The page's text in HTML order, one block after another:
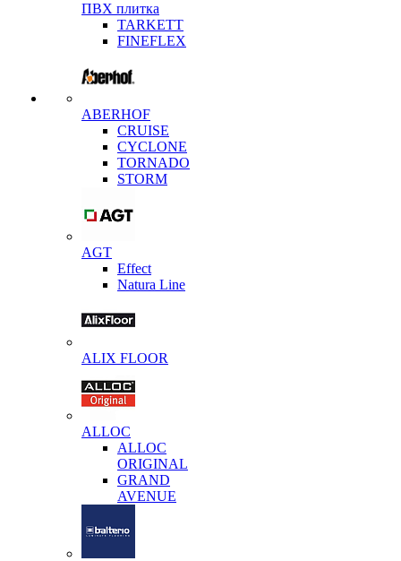
ПВХ плитка
TARKETT
FINEFLEX
ABERHOF
CRUISE
CYCLONE
TORNADO
STORM
AGT
Effect
Natura Line
ALIX FLOOR
ALLOC
ALLOC
ORIGINAL
GRAND
AVENUE